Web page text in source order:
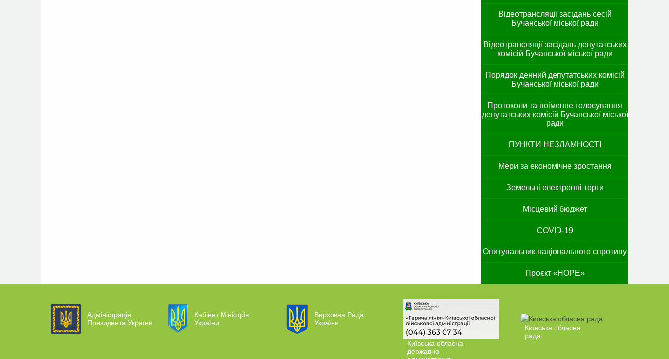
Відеотрансляції засідань сесій
Бучанської міської ради
Відеотрансляції засідань депутатських
комісій Бучанської міської ради
Порядок денний депутатських комісій
Бучанської міської ради
Протоколи та поіменне голосування
депутатських комісій Бучанської міської
ради
ПУНКТИ НЕЗЛАМНОСТІ
Мери за економічне зростання
Земельні електронні торги
Місцевий бюджет
COVID-19
Опитувальник національного спротиву
Проєкт «HOPE»
Адміністрація
Президента України
Кабінет Міністрів
України
Верховна Рада
України
Київська обласна
державна
Київська обласна
рада